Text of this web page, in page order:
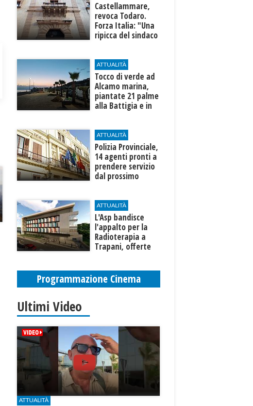
Castellammare,
revoca Todaro.
Forza Italia: "Una
ripicca del sindaco
ATTUALITÀ
Tocco di verde ad
Alcamo marina,
piantate 21 palme
alla Battigia e in
ATTUALITÀ
​Polizia Provinciale,
14 agenti pronti a
prendere servizio
dal prossimo
ATTUALITÀ
L'Asp bandisce
l'appalto per la
Radioterapia a
Trapani, offerte
Programmazione Cinema
Ultimi Video
ATTUALITÀ